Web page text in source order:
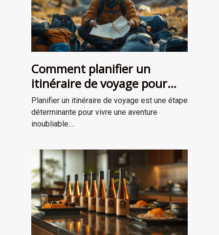
Comment planifier un
itinéraire de voyage pour
une aventure mémorable
Planifier un itinéraire de voyage est une étape
déterminante pour vivre une aventure
inoubliable....